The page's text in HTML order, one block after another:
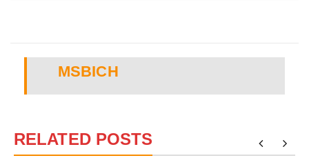
MSBICH
RELATED POSTS